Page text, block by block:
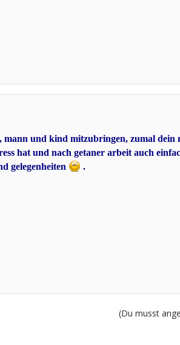
mann und kind mitzubringen, zumal
hat und nach getaner arbeit auch
gelegenheiten
.
(Du musst